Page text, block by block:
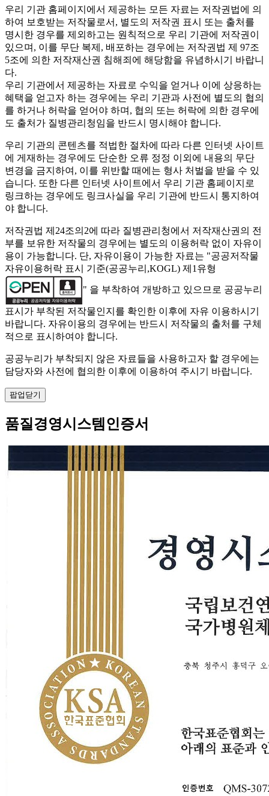
우리 기관 홈페이지에서 제공하는 모든 자료는 저작권법에 의
하여 보호받는 저작물로서, 별도의 저작권 표시 또는 출처를
명시한 경우를 제외하고는 원칙적으로 우리 기관에 저작권이
있으며, 이를 무단 복제, 배포하는 경우에는 저작권법 제 97조
5조에 의한 저작재산권 침해죄에 해당함을 유념하시기 바랍니
다.
우리 기관에서 제공하는 자료로 수익을 얻거나 이에 상응하는
혜택을 얻고자 하는 경우에는 우리 기관과 사전에 별도의 협의
를 하거나 허락을 얻어야 하며, 협의 또는 허락에 의한 경우에
도 출처가 질병관리청임을 반드시 명시해야 합니다.
우리 기관의 콘텐츠를 적법한 절차에 따라 다른 인터넷 사이트
에 게재하는 경우에도 단순한 오류 정정 이외에 내용의 무단
변경을 금지하여, 이를 위반할 때에는 형사 처벌을 받을 수 있
습니다. 또한 다른 인터넷 사이트에서 우리 기관 홈페이지로
링크하는 경우에도 링크사실을 우리 기관에 반드시 통지하여
야 합니다.
저작권법 제24조의2에 따라 질병관리청에서 저작재산권의 전
부를 보유한 저작물의 경우에는 별도의 이용허락 없이 자유이
용이 가능합니다. 단, 자유이용이 가능한 자료는 "공공저작물
자유이용허락 표시 기준(공공누리,KOGL) 제1유형
" 을 부착하여 개방하고 있으므로 공공누리
표시가 부착된 저작물인지를 확인한 이후에 자유 이용하시기
바랍니다. 자유이용의 경우에는 반드시 저작물의 출처를 구체
적으로 표시하여야 합니다.
공공누리가 부착되지 않은 자료들을 사용하고자 할 경우에는
담당자와 사전에 협의한 이후에 이용하여 주시기 바랍니다.
팝업닫기
품질경영시스템인증서